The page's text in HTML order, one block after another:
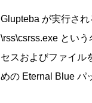
Glupteba が実行さ
\rss\csrss.exe とい
セスおよびファイル
めの Eternal Blue パ